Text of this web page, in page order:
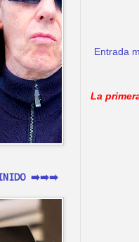
Entrada
La
➡️➡️➡️